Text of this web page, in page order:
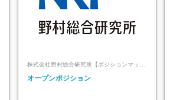
株式会社野村総合研究所【ポジションマッチ
オープンポジション